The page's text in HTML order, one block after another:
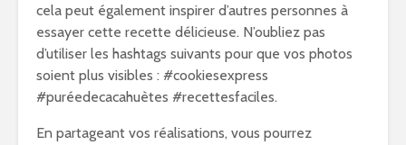
cela peut également inspirer d’autres personnes à
essayer cette recette délicieuse. N’oubliez pas
d’utiliser les hashtags suivants pour que vos photos
soient plus visibles : #cookiesexpress
#puréedecacahuètes #recettesfaciles.
En partageant vos réalisations, vous pourrez